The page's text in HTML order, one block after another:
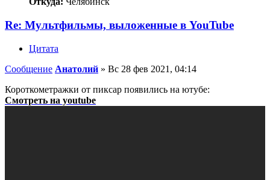
Re: Мультфильмы, выложенные в YouTube
Цитата
Сообщение Анатолий » Вс 28 фев 2021, 04:14
Короткометражки от пиксар появились на ютубе:
Смотреть на youtube